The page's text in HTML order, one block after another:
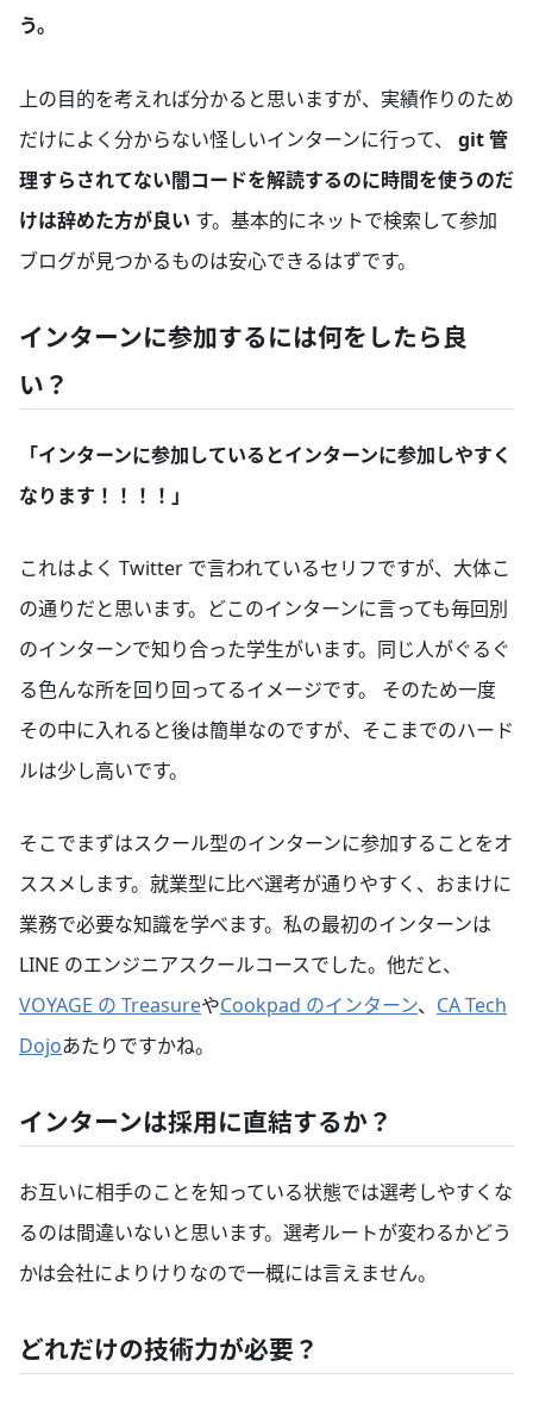
う。
上の目的を考えれば分かると思いますが、実績作りのため
だけによく分からない怪しいインターンに行って、 git 管
理すらされてない闇コードを解読するのに時間を使うのだ
けは辞めた方が良い す。基本的にネットで検索して参加
ブログが見つかるものは安心できるはずです。
インターンに参加するには何をしたら良
い？
「インターンに参加しているとインターンに参加しやすく
なります！！！！」
これはよく Twitter で言われているセリフですが、大体こ
の通りだと思います。どこのインターンに言っても毎回別
のインターンで知り合った学生がいます。同じ人がぐるぐ
る色んな所を回り回ってるイメージです。 そのため一度
その中に入れると後は簡単なのですが、そこまでのハード
ルは少し高いです。
そこでまずはスクール型のインターンに参加することをオ
ススメします。就業型に比べ選考が通りやすく、おまけに
業務で必要な知識を学べます。私の最初のインターンは
LINE のエンジニアスクールコースでした。他だと、
VOYAGE の TreasureやCookpad のインターン、 CA Tech
Dojoあたりですかね。
インターンは採用に直結するか？
お互いに相手のことを知っている状態では選考しやすくな
るのは間違いないと思います。選考ルートが変わるかどう
かは会社によりけりなので一概には言えません。
どれだけの技術力が必要？